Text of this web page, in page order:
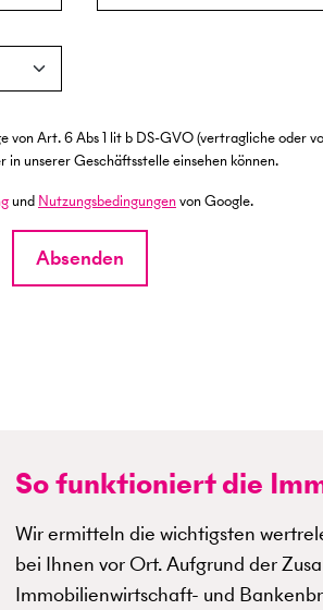
Art. 6 Abs 1 lit b DS-GVO (vertragliche oder
in unserer Geschäftsstelle einsehen können.
und Nutzungsbedingungenvon Google.
Absenden
So funktioniert die
Wir ermitteln die wichtigsten
bei Ihnen vor Ort. Aufgrund der
Immobilienwirtschaft- und